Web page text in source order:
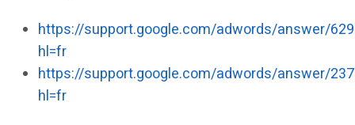
https://support.google.com/adwords/answer/
hl=fr
https://support.google.com/adwords/answer/
hl=fr